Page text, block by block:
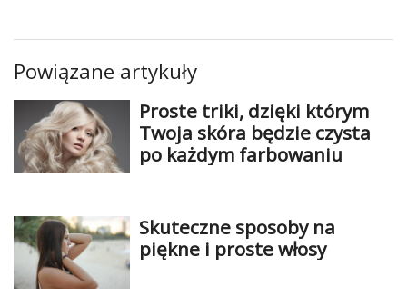
Powiązane artykuły
Proste triki, dzięki którym
Twoja skóra będzie czysta
po każdym farbowaniu
Skuteczne sposoby na
piękne i proste włosy